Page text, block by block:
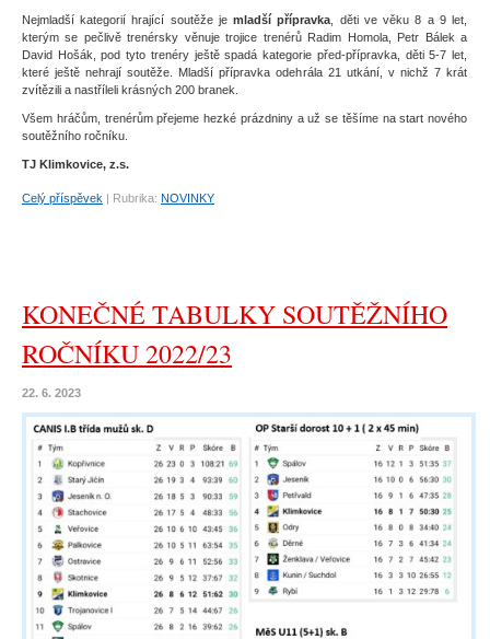
Nejmladší kategorií hrající soutěže jemladší přípravka , děti ve věku 8 a 9 let,
kterým se pečlivě trenérsky věnuje trojice trenérů Radim Homola, Petr Bálek a
David Hošák, pod tyto trenéry ještě spadá kategorie před-přípravka, děti 5-7 let,
které ještě nehrají soutěže. Mladší přípravka odehrála 21 utkání, v nichž 7 krát
zvítězili a nastříleli krásných 200 branek.
Všem hráčům, trenérům přejeme hezké prázdniny a už se těšíme na start nového
soutěžního ročníku.
TJ Klimkovice, z.s.
Celý příspěvek | Rubrika: NOVINKY
KONEČNÉ TABULKY SOUTĚŽNÍHO
ROČNÍKU 2022/23
22. 6. 2023